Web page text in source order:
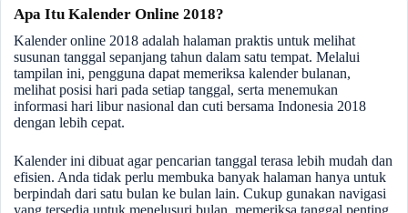
Apa Itu Kalender Online 2018?
Kalender online 2018 adalah halaman praktis untuk melihat
susunan tanggal sepanjang tahun dalam satu tempat. Melalui
tampilan ini, pengguna dapat memeriksa kalender bulanan,
melihat posisi hari pada setiap tanggal, serta menemukan
informasi hari libur nasional dan cuti bersama Indonesia 2018
dengan lebih cepat.
Kalender ini dibuat agar pencarian tanggal terasa lebih mudah dan
efisien. Anda tidak perlu membuka banyak halaman hanya untuk
berpindah dari satu bulan ke bulan lain. Cukup gunakan navigasi
yang tersedia untuk menelusuri bulan, memeriksa tanggal penting,